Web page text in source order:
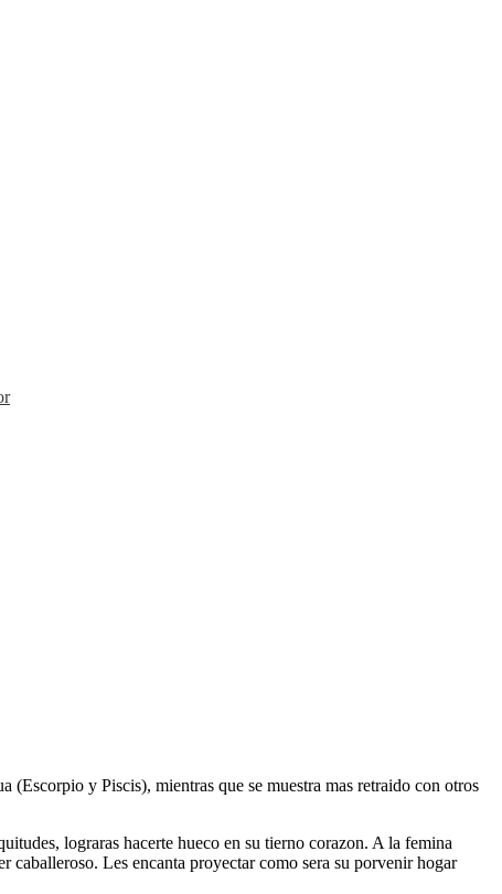
y Piscis), mientras que se muestra mas retraido con otros
lograras hacerte hueco en su tierno corazon. A la femina
caballeroso. Les encanta proyectar como sera su porvenir hogar